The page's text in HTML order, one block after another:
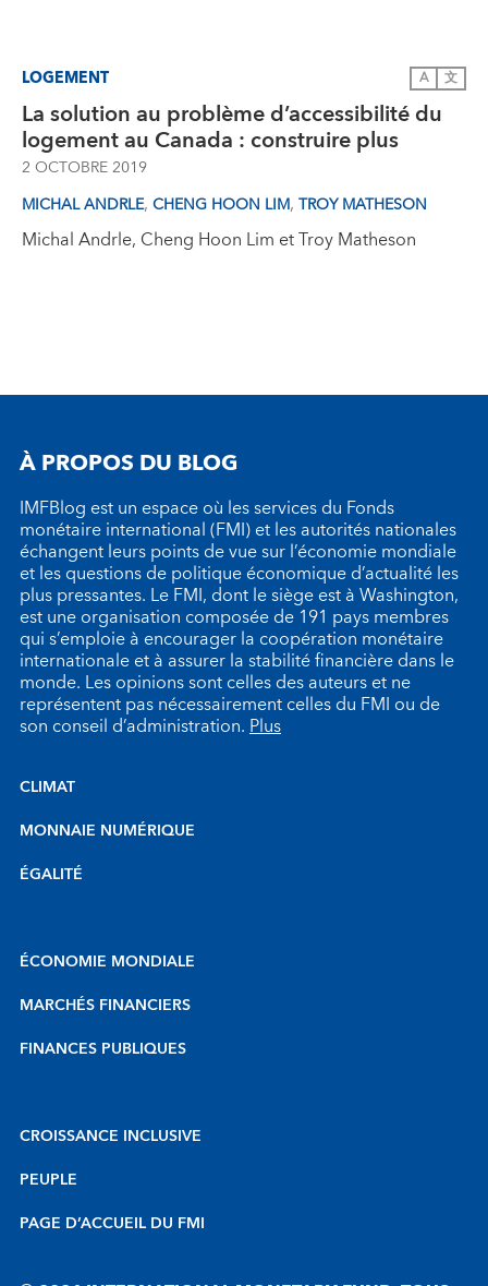
LOGEMENT A 文
La solution au problème d’accessibilité du
logement au Canada : construire plus
2 OCTOBRE 2019
MICHAL ANDRLE, CHENG HOON LIM, TROY MATHESON
Michal Andrle, Cheng Hoon Lim et Troy Matheson
À PROPOS DU BLOG
IMFBlog est un espace où les services du Fonds
monétaire international (FMI) et les autorités nationales
échangent leurs points de vue sur l’économie mondiale
et les questions de politique économique d’actualité les
plus pressantes. Le FMI, dont le siège est à Washington,
est une organisation composée de 191 pays membres
qui s’emploie à encourager la coopération monétaire
internationale et à assurer la stabilité financière dans le
monde. Les opinions sont celles des auteurs et ne
représentent pas nécessairement celles du FMI ou de
son conseil d’administration.Plus
CLIMAT
MONNAIE NUMÉRIQUE
ÉGALITÉ
ÉCONOMIE MONDIALE
MARCHÉS FINANCIERS
FINANCES PUBLIQUES
CROISSANCE INCLUSIVE
PEUPLE
PAGE D’ACCUEIL DU FMI